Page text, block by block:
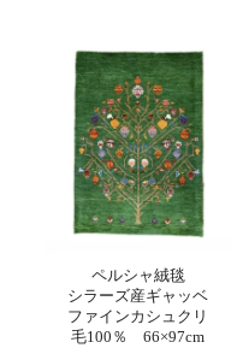
ペルシャ絨毯
シラーズ産ギャッベ
ファインカシュクリ
毛100％ 66×97cm